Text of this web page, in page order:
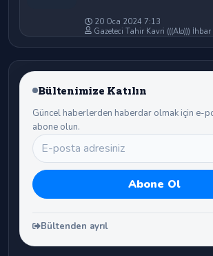
20 Oca 2024 7:13
Gazeteci Tahir Kavri (((Alo))) İhbar
Bültenimize Katılın
Güncel haberlerden haberdar olmak için e-
abone olun.
Bültenden ayrıl